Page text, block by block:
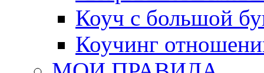
Коуч с большой
Коучинг